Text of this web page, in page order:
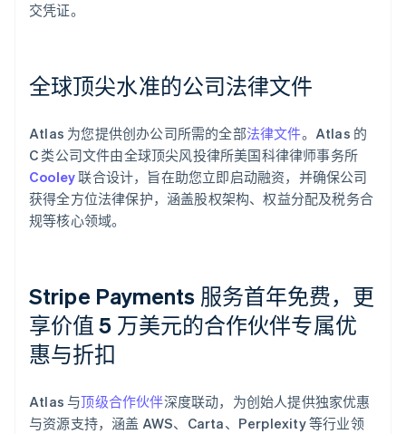
交凭证。
全球顶尖水准的公司法律文件
Atlas 为您提供创办公司所需的全部法律文件。Atlas 的
C 类公司文件由全球顶尖风投律所美国科律律师事务所
Cooley联合设计，旨在助您立即启动融资，并确保公司
获得全方位法律保护，涵盖股权架构、权益分配及税务合
规等核心领域。
Stripe Payments 服务首年免费，更
享价值 5 万美元的合作伙伴专属优
惠与折扣
Atlas 与顶级合作伙伴深度联动，为创始人提供独家优惠
与资源支持，涵盖 AWS、Carta、Perplexity 等行业领
爱尔兰
English